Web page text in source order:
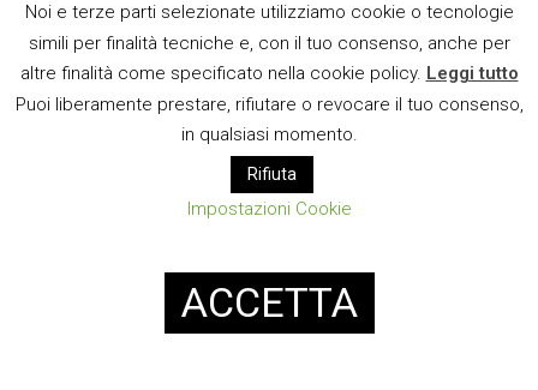
CI TROVI ANCHE SU
E MAIL
Designed usingMagazine News Byte. Powered by
Noi e terze parti selezionate utilizziamo cookie o tecnologie
simili per finalità tecniche e, con il tuo consenso, anche per
altre finalità come specificato nella cookie policy. Leggi tutto
Puoi liberamente prestare, rifiutare o revocare il tuo consenso,
in qualsiasi momento.
Rifiuta
Impostazioni Cookie
ACCETTA